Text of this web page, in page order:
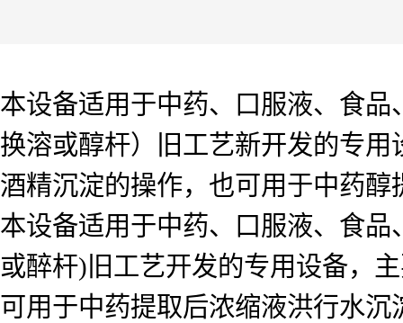
本设备适用于中药、口服液、食
换溶或醇杆）旧工艺新开发的专
酒精沉淀的操作，也可用于中药
本设备适用于中药、口服液、食
或醉杆)旧工艺开发的专用设备，
可用于中药提取后浓缩液洪行水沉